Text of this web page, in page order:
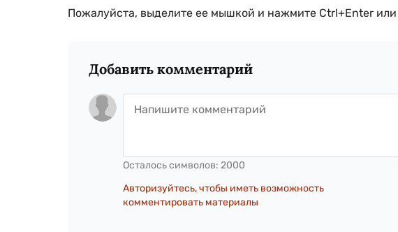
Пожалуйста, выделите ее мышкой и нажмите Ctrl+Enter или
Добавить комментарий
Осталось символов: 2000
Авторизуйтесь, чтобы иметь возможность
комментировать материалы